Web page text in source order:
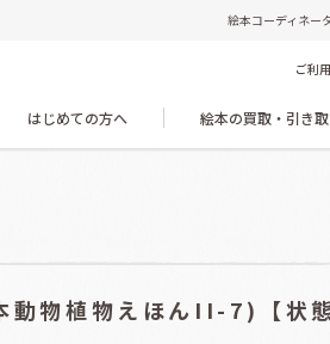
絵本コーディネー
ご利
はじめての方へ 絵本の買取・引き取
動物植物えほんII-7)【状態